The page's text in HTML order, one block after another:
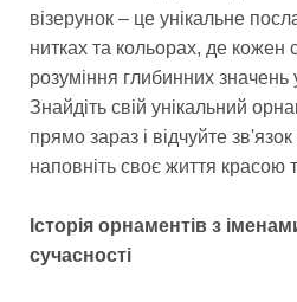
візерунок – це унікальне
нитках та кольорах, де
розуміння глибинних значень
Знайдіть свій унікальний
прямо зараз і відчуйте
наповніть своє життя красою
Історія орнаментів з
сучасності